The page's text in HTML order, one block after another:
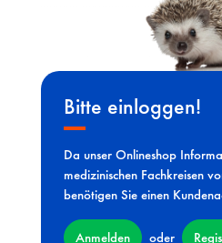
Bitte einloggen!
Da unser Onlineshop
medizinischen Fachkreisen
benötigen Sie einen
Anmelden oder